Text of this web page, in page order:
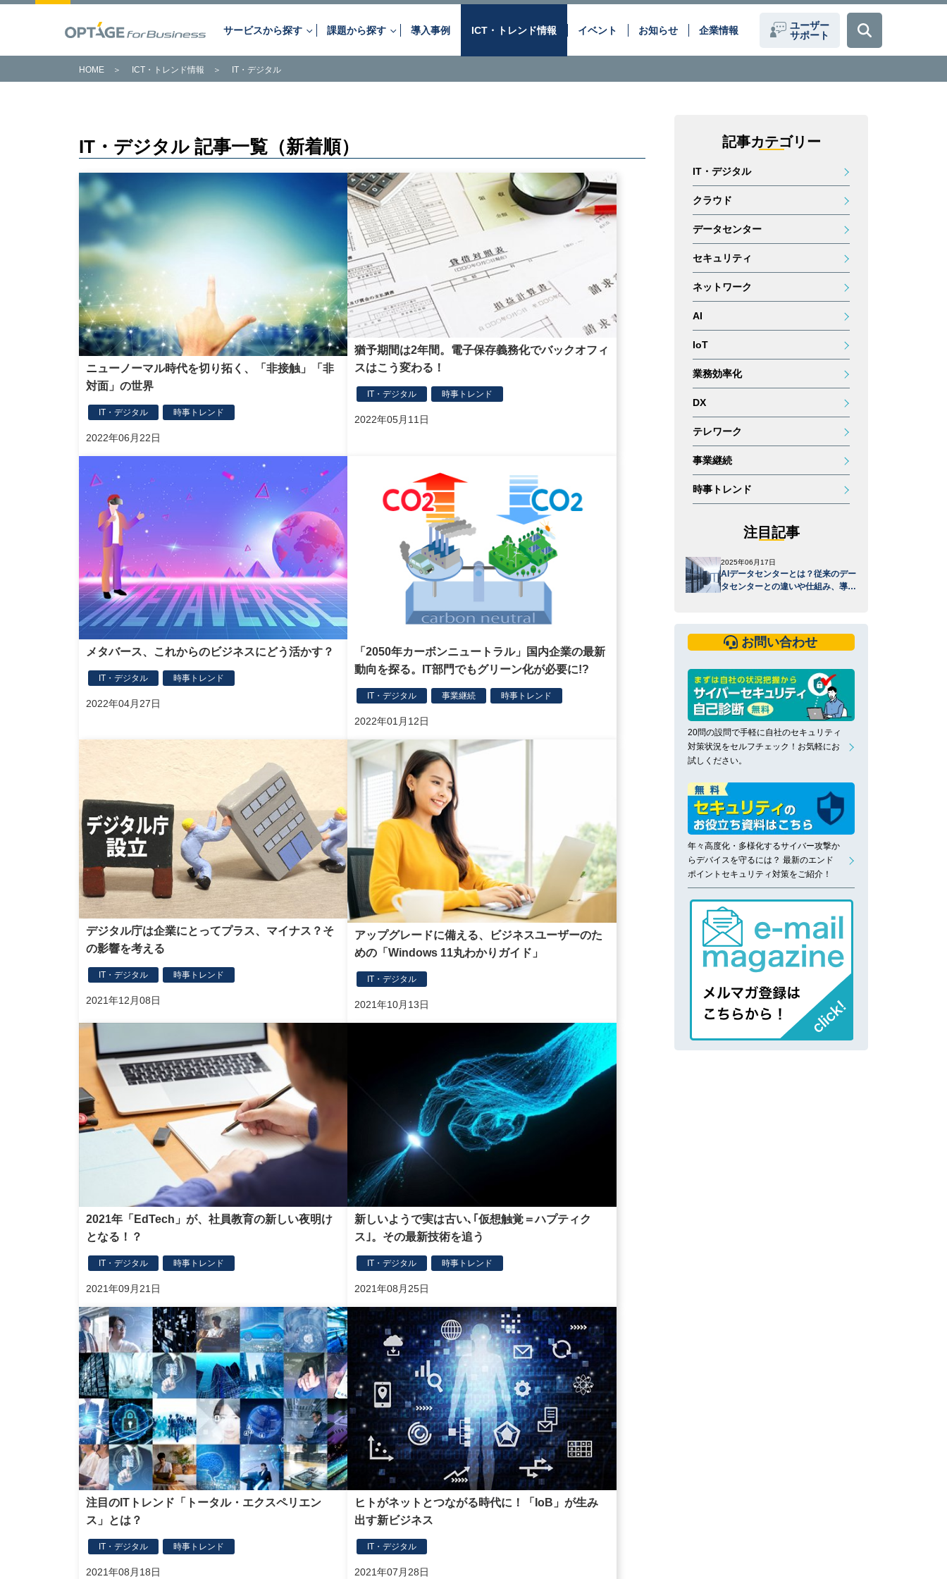
サービスから探す
OPTAGE法人向けサービス。
情報セキュリティ クラウドサービス
アウトソーシング コンサルティング
課題から探す
次世代のITインフラはOPTAGEに
トータルでお任せください。
詳細はこちら
DC・クラウド活用
自治体のDX推進
セキュリティ対策
コンタクトシーンの高度化 医療現場のデジタル化
現場の見える化・スマート化
導入事例 ICT・トレンド情報 イベント お知らせ 企業情報
ユーザー
サポート
HOME ＞ ICT・トレンド情報 ＞ IT・デジタル
IT・デジタル 記事一覧（新着順）
ニューノーマル時代を切り拓く、「非接触」「非
対面」の世界
IT・デジタル 時事トレンド
2022年06月22日
猶予期間は2年間。電子保存義務化でバックオフィ
スはこう変わる！
IT・デジタル 時事トレンド
2022年05月11日
メタバース、これからのビジネスにどう活かす？
IT・デジタル 時事トレンド
2022年04月27日
「2050年カーボンニュートラル」国内企業の最新
動向を探る。IT部門でもグリーン化が必要に!?
IT・デジタル 事業継続 時事トレンド
2022年01月12日
デジタル庁は企業にとってプラス、マイナス？そ
の影響を考える
IT・デジタル 時事トレンド
2021年12月08日
アップグレードに備える、ビジネスユーザーのた
めの「Windows 11丸わかりガイド」
IT・デジタル
2021年10月13日
2021年「EdTech」が、社員教育の新しい夜明け
となる！？
IT・デジタル 時事トレンド
2021年09月21日
新しいようで実は古い､｢仮想触覚＝ハプティク
ス｣。その最新技術を追う
IT・デジタル 時事トレンド
2021年08月25日
注目のITトレンド「トータル・エクスペリエン
ス」とは？
IT・デジタル 時事トレンド
2021年08月18日
ヒトがネットとつながる時代に！「IoB」が生み
出す新ビジネス
IT・デジタル
2021年07月28日
記事カテゴリー
IT・デジタル
クラウド
データセンター
セキュリティ
ネットワーク
AI
IoT
業務効率化
DX
テレワーク
事業継続
時事トレンド
注目記事
2025年06月17日
AIデータセンターとは？従来のデー
タセンターとの違いや仕組み、導入
お問い合わせ
20問の設問で手軽に自社のセキュリティ
対策状況をセルフチェック！お気軽にお
試しください。
年々高度化・多様化するサイバー攻撃か
らデバイスを守るには？ 最新のエンド
ポイントセキュリティ対策をご紹介！